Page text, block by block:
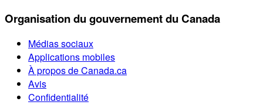
Organisation du gouvernement du Canada
Médias sociaux
Applications mobiles
À propos de Canada.ca
Avis
Confidentialité